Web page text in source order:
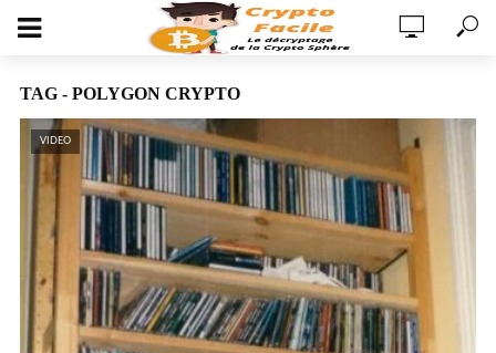
TAG - POLYGON CRYPTO
VIDEO